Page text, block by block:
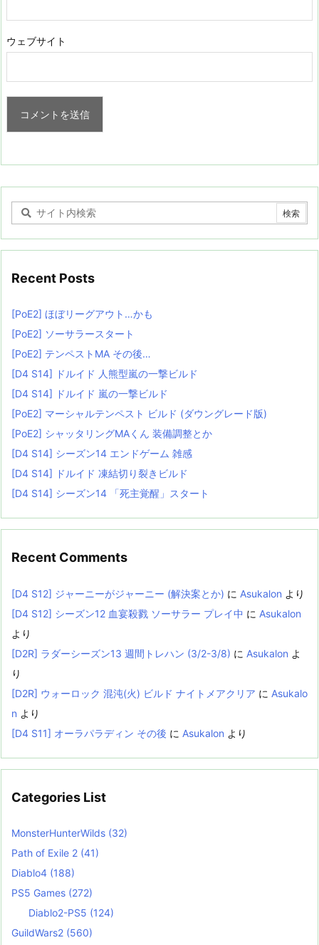
ウェブサイト
Recent Posts
[PoE2] ほぼリーグアウト…かも
[PoE2] ソーサラースタート
[PoE2] テンペストMA その後…
[D4 S14] ドルイド 人熊型嵐の一撃ビルド
[D4 S14] ドルイド 嵐の一撃ビルド
[PoE2] マーシャルテンペスト ビルド (ダウングレード版)
[PoE2] シャッタリングMAくん 装備調整とか
[D4 S14] シーズン14 エンドゲーム 雑感
[D4 S14] ドルイド 凍結切り裂きビルド
[D4 S14] シーズン14 「死主覚醒」スタート
Recent Comments
[D4 S12] ジャーニーがジャーニー (解決案とか) に Asukalon より
[D4 S12] シーズン12 血宴殺戮 ソーサラー プレイ中 に Asukalon
より
[D2R] ラダーシーズン13 週間トレハン (3/2-3/8) に Asukalon よ
り
[D2R] ウォーロック 混沌(火) ビルド ナイトメアクリア に Asukalo
n より
[D4 S11] オーラパラディン その後 に Asukalon より
Categories List
MonsterHunterWilds (32)
Path of Exile 2 (41)
Diablo4 (188)
PS5 Games (272)
Diablo2-PS5 (124)
GuildWars2 (560)